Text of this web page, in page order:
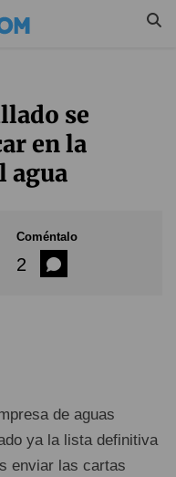
se
en la
agua
Coméntalo
2
de aguas
ya la lista definitiva
enviar las cartas